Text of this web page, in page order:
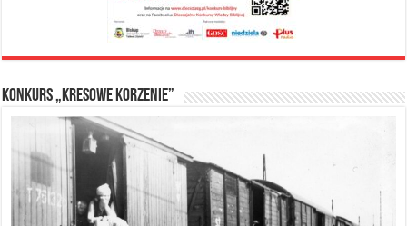
Konkurs „Kresowe Korzenie”